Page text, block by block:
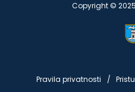
Copyright ©
Pravila privatnosti